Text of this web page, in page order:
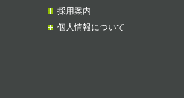
採用案内
個人情報について